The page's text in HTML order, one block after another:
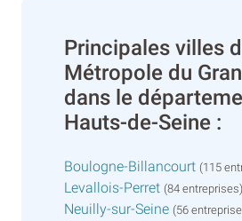
Principales villes
Métropole du
dans le
Hauts-de-Seine :
Boulogne-Billancourt (115
Levallois-Perret (84 entreprises)
Neuilly-sur-Seine (56